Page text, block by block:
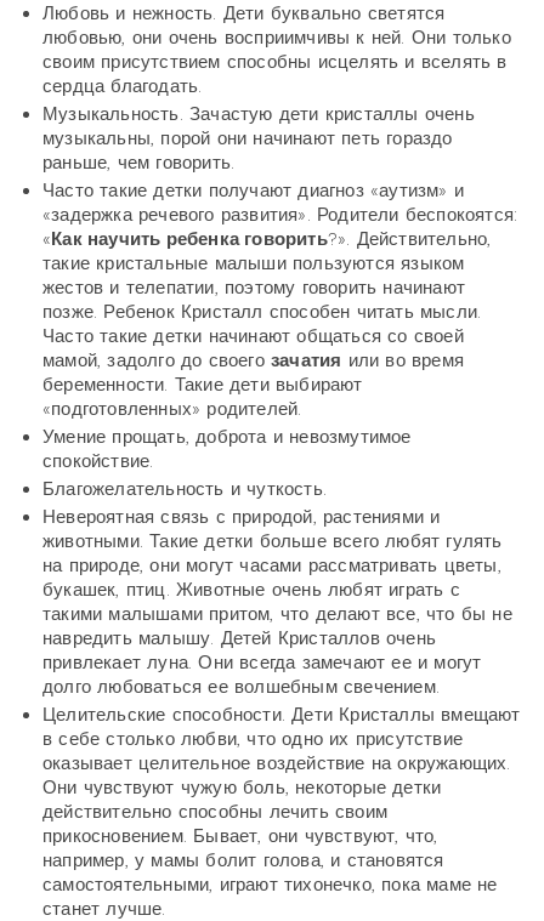
Любовь и нежность. Дети буквально светятся
любовью, они очень восприимчивы к ней. Они только
своим присутствием способны исцелять и вселять в
сердца благодать.
Музыкальность. Зачастую дети кристаллы очень
музыкальны, порой они начинают петь гораздо
раньше, чем говорить.
Часто такие детки получают диагноз «аутизм» и
«задержка речевого развития». Родители беспокоятся:
«Как научить ребенка говорить?». Действительно,
такие кристальные малыши пользуются языком
жестов и телепатии, поэтому говорить начинают
позже. Ребенок Кристалл способен читать мысли.
Часто такие детки начинают общаться со своей
мамой, задолго до своего зачатия или во время
беременности. Такие дети выбирают
«подготовленных» родителей.
Умение прощать, доброта и невозмутимое
спокойствие.
Благожелательность и чуткость.
Невероятная связь с природой, растениями и
животными. Такие детки больше всего любят гулять
на природе, они могут часами рассматривать цветы,
букашек, птиц. Животные очень любят играть с
такими малышами притом, что делают все, что бы не
навредить малышу. Детей Кристаллов очень
привлекает луна. Они всегда замечают ее и могут
долго любоваться ее волшебным свечением.
Целительские способности. Дети Кристаллы вмещают
в себе столько любви, что одно их присутствие
оказывает целительное воздействие на окружающих.
Они чувствуют чужую боль, некоторые детки
действительно способны лечить своим
прикосновением. Бывает, они чувствуют, что,
например, у мамы болит голова, и становятся
самостоятельными, играют тихонечко, пока маме не
станет лучше.